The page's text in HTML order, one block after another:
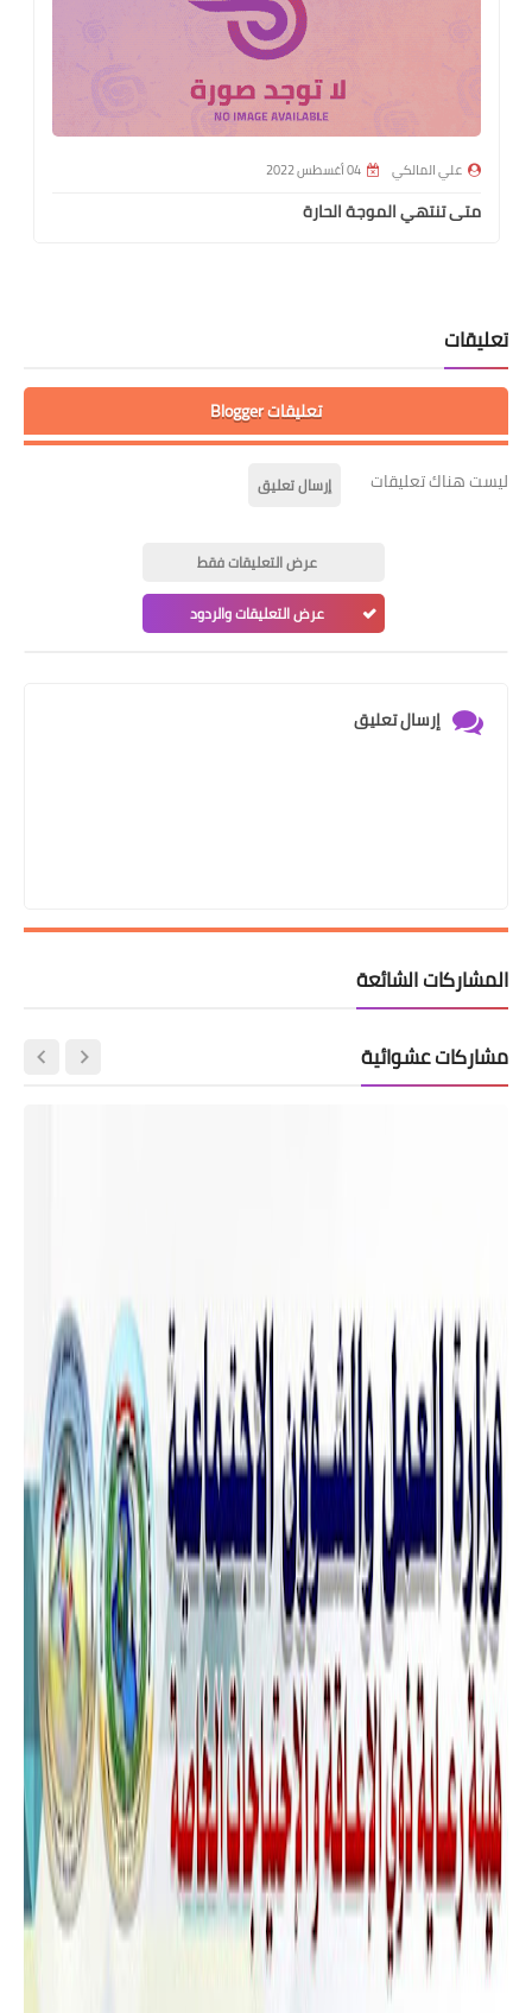
علي المالكي 04 أغسطس 2022
متى تنتهي الموجة الحارة
تعليقات
تعليقات Blogger
ليست هناك تعليقات إرسال تعليق
عرض التعليقات فقط
عرض التعليقات والردود
إرسال تعليق
المشاركات الشائعة
مشاركات عشوائية